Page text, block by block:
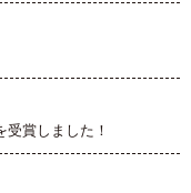
賞しました！